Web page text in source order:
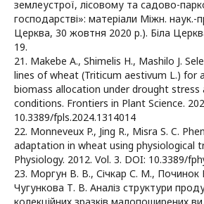
землеустрої, лісовому та садово-
господарстві»: матеріали Міжн. наук.-
Церква, 30 жовтня 2020 р.). Біла
19.
21. Makebe A., Shimelis H., Mashilo J.
lines of wheat (Triticum aestivum L.) for
biomass allocation under drought stress
conditions. Frontiers in Plant Science.
10.3389/fpls.2024.1314014
22. Monneveux P., Jing R., Misra S. C.
adaptation in wheat using physiological
Physiology. 2012. Vol. 3. DOI: 10.3389/
23. Моргун В. В., Січкар С. М., Починок
Чугункова Т. В. Аналіз структури
колекційних зразків малопоширених